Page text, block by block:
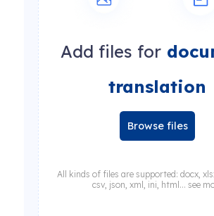
Add files for
translation
Browse files
All kinds of files are supported: docx,
csv, json, xml, ini, html... see